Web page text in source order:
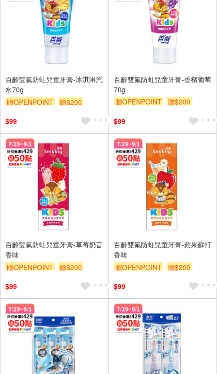
百齡雙氟防蛀兒童牙膏-冰淇淋汽
水70g
贈OPENPOINT
贈$200
$99
百齡雙氟防蛀兒童牙膏-香檳葡萄
70g
贈OPENPOINT
贈$200
$99
百齡雙氟防蛀兒童牙膏-草莓奶昔
香味
贈OPENPOINT
贈$200
$99
百齡雙氟防蛀兒童牙膏-蘋果蘇打
香味
贈OPENPOINT
贈$200
$99